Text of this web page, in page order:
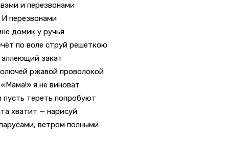
и перезвонами
перезвонами
домик у ручья
по воле струй решеткою
закат
ржавой проволокой
я не виноват
пусть тереть попробуют
хватит — нарисуй
ветром полными